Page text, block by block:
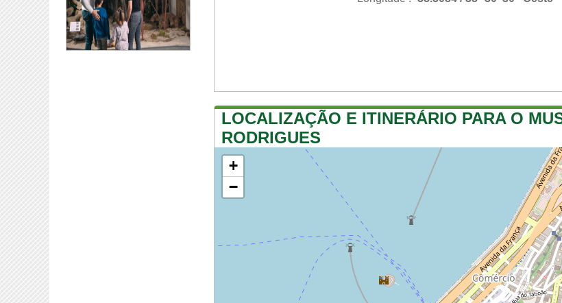
LOCALIZAÇÃO E ITINERÁRIO PARA O
RODRIGUES
+
−